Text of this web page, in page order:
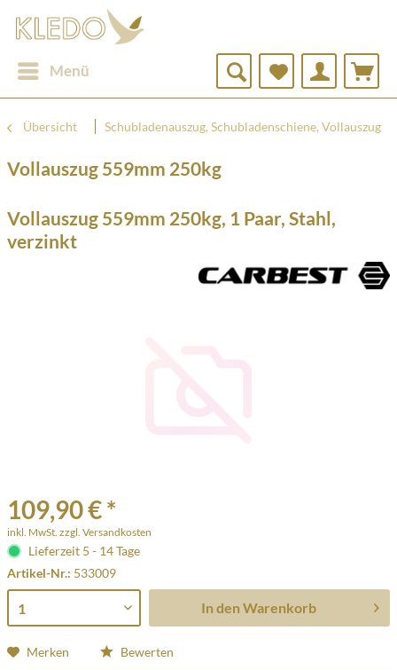
Menü
Übersicht Schubladenauszug, Schubladenschiene, Vollauszug
Vollauszug 559mm 250kg
Vollauszug 559mm 250kg, 1 Paar, Stahl,
verzinkt
109,90 € *
inkl. MwSt. zzgl. Versandkosten
Lieferzeit 5 - 14 Tage
Artikel-Nr.: 533009
In den Warenkorb
Merken Bewerten